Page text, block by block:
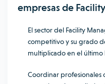
empresas de
El sector del Facility
competitivo y su grado
multiplicado en el último
Coordinar profesionales